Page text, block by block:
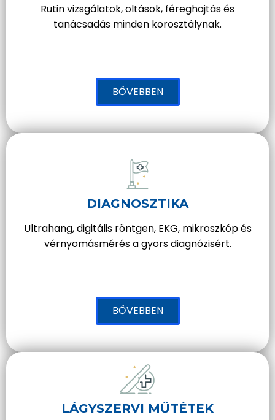
Rutin vizsgálatok, oltások, féreghajtás és
tanácsadás minden korosztálynak.
BŐVEBBEN
DIAGNOSZTIKA
Ultrahang, digitális röntgen, EKG, mikroszkóp és
vérnyomásmérés a gyors diagnózisért.
BŐVEBBEN
LÁGYSZERVI MŰTÉTEK